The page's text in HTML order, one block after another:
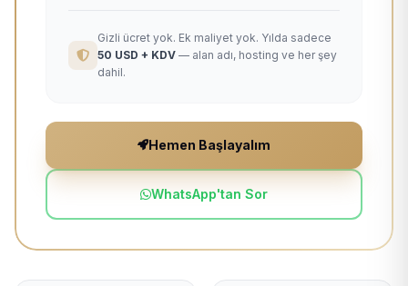
Gizli ücret yok. Ek maliyet yok. Yılda sadece
50 USD + KDV — alan adı, hosting ve her şey
dahil.
Hemen Başlayalım
WhatsApp'tan Sor